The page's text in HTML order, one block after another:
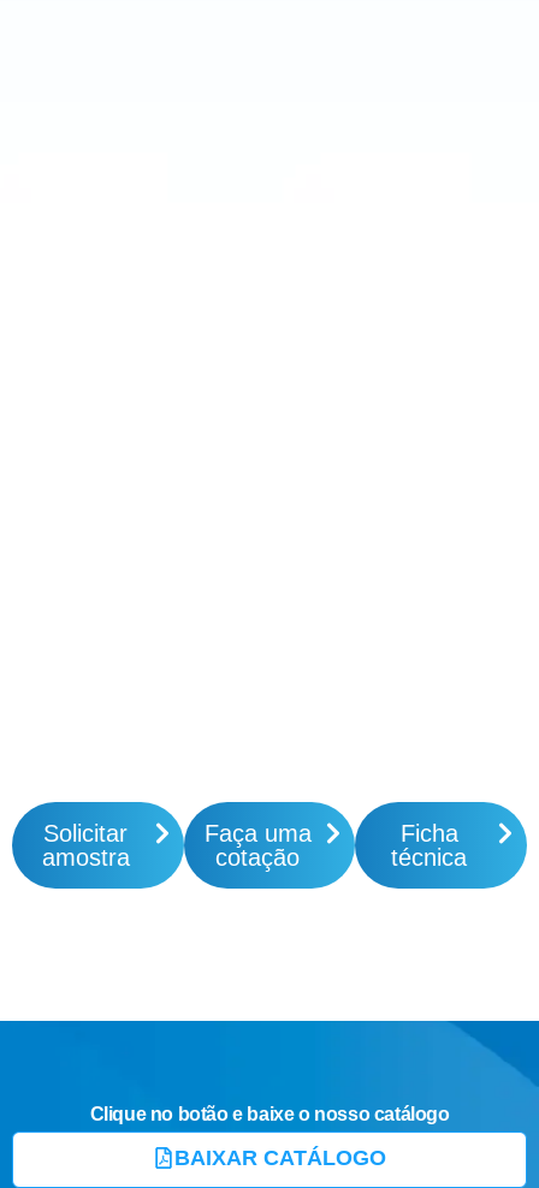
Solicitar
amostra
Faça uma
cotação
Ficha
técnica
Clique no botão e baixe o nosso catálogo
BAIXAR CATÁLOGO